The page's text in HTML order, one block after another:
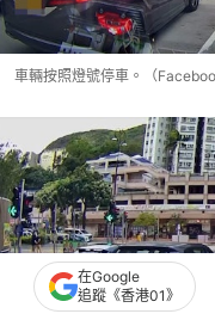
車輛按照燈號停車。（
在Google
追蹤《香港01》